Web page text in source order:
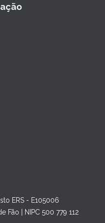
ERS - E105006
Fão | NIPC 500 779 112